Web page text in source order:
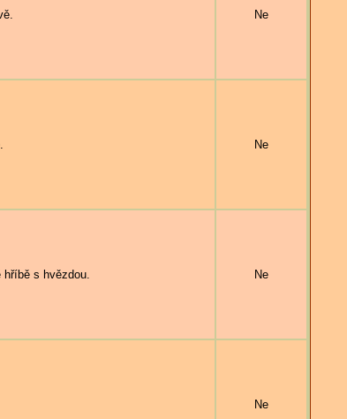
Ne
Ne
s hvězdou. Ne
Ne